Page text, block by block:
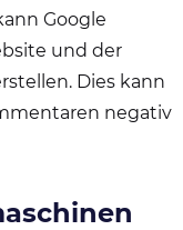
Google
und der
Dies kann
negativ